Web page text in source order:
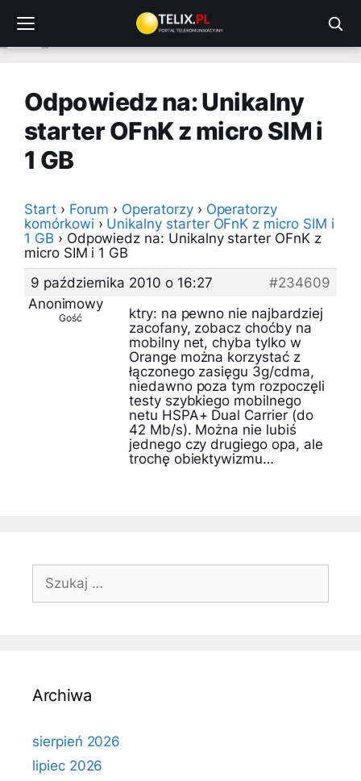
treści
Odpowiedz na: Unikalny
starter OFnK z micro SIM i
1 GB
Start › Forum › Operatorzy › Operatorzy
komórkowi › Unikalny starter OFnK z micro SIM i
1 GB › Odpowiedz na: Unikalny starter OFnK z
micro SIM i 1 GB
9 października 2010 o 16:27
#234609
Anonimowy
Gość
ktry: na pewno nie najbardziej
zacofany, zobacz choćby na
mobilny net, chyba tylko w
Orange można korzystać z
łączonego zasięgu 3g/cdma,
niedawno poza tym rozpoczęli
testy szybkiego mobilnego
netu HSPA+ Dual Carrier (do
42 Mb/s). Można nie lubiś
jednego czy drugiego opa, ale
trochę obiektywizmu…
Szukaj:
Archiwa
sierpień 2026
lipiec 2026